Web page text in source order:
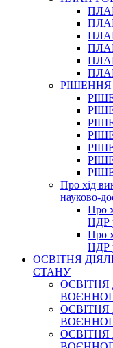
РІШЕННЯ
Про хід
науково-
Про
НДР
Про
НДР
ОСВІТНЯ
СТАНУ
ОСВІТНЯ
ОСВІТНЯ
ОСВІТНЯ